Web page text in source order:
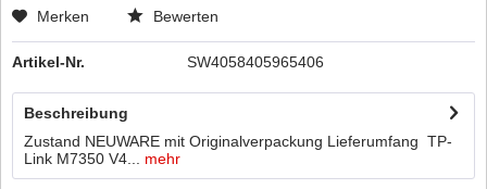
Merken Bewerten
Artikel-Nr. SW4058405965406
Beschreibung
Zustand NEUWARE mit Originalverpackung Lieferumfang TP-
Link M7350 V4...
mehr